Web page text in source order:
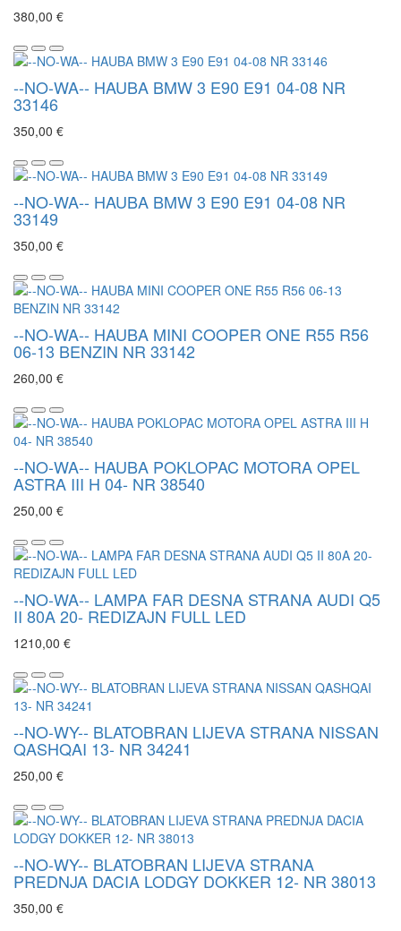
380,00 €
--NO-WA-- HAUBA BMW 3 E90 E91 04-08 NR
33146
350,00 €
--NO-WA-- HAUBA BMW 3 E90 E91 04-08 NR
33149
350,00 €
--NO-WA-- HAUBA MINI COOPER ONE R55 R56
06-13 BENZIN NR 33142
260,00 €
--NO-WA-- HAUBA POKLOPAC MOTORA OPEL
ASTRA III H 04- NR 38540
250,00 €
--NO-WA-- LAMPA FAR DESNA STRANA AUDI Q5
II 80A 20- REDIZAJN FULL LED
1210,00 €
--NO-WY-- BLATOBRAN LIJEVA STRANA NISSAN
QASHQAI 13- NR 34241
250,00 €
--NO-WY-- BLATOBRAN LIJEVA STRANA
PREDNJA DACIA LODGY DOKKER 12- NR 38013
350,00 €